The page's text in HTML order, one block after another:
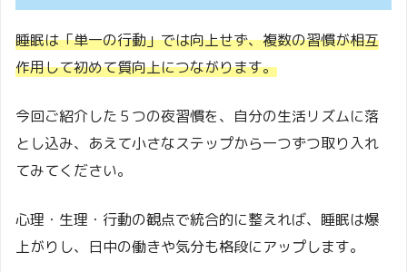
睡眠は「単一の行動」では向上せず、複数の習慣が相互
作用して初めて質向上につながります。
今回ご紹介した５つの夜習慣を、自分の生活リズムに落
とし込み、あえて小さなステップから一つずつ取り入れ
てみてください。
心理・生理・行動の観点で統合的に整えれば、睡眠は爆
上がりし、日中の働きや気分も格段にアップします。